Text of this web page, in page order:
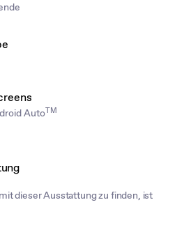
AutoTM
dieser Ausstattung zu finden, ist